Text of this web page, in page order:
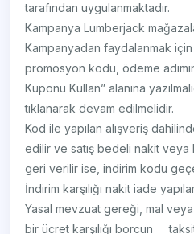
tarafından uygulanmaktadır.
Kampanya Lumberjack
Kampanyadan faydalanmak
promosyon kodu, ödeme
Kuponu Kullan” alanına
tıklanarak devam edilmelidir.
Kod ile yapılan alışveriş
edilir ve satış bedeli nakit veya
geri verilir ise, indirim kodu
İndirim karşılığı nakit iade
Yasal mevzuat gereği, mal veya
bir ücret karşılığı borcun